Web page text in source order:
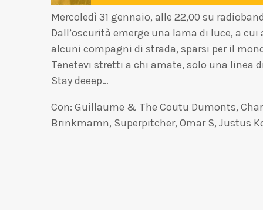
Mercoledì 31 gennaio, alle 22,00 su
Dall’oscurità emerge una lama di luce, a
alcuni compagni di strada, sparsi per il
Tenetevi stretti a chi amate, solo una linea
Stay deeep…
Con: Guillaume & The Coutu Dumonts,
Brinkmamn, Superpitcher, Omar S, Justus